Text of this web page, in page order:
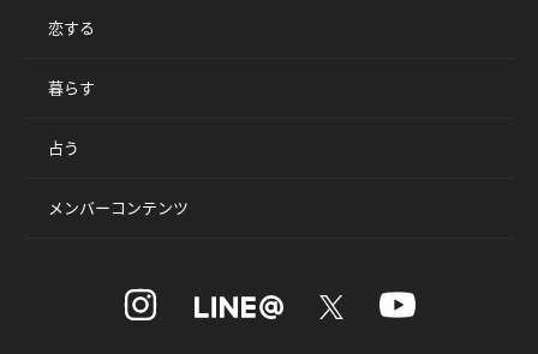
恋する
暮らす
占う
メンバーコンテンツ